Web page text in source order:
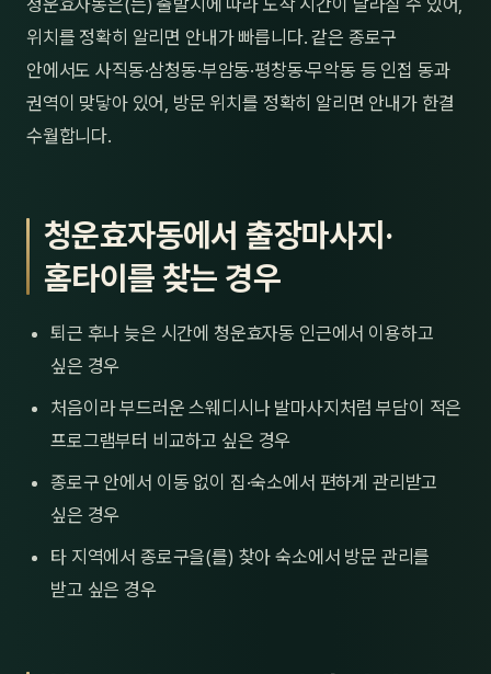
청운효자동은(는) 출발지에 따라 도착 시간이 달라질 수 있어,
위치를 정확히 알리면 안내가 빠릅니다. 같은 종로구
안에서도 사직동·삼청동·부암동·평창동·무악동 등 인접 동과
권역이 맞닿아 있어, 방문 위치를 정확히 알리면 안내가 한결
수월합니다.
청운효자동에서 출장마사지·
홈타이를 찾는 경우
퇴근 후나 늦은 시간에 청운효자동 인근에서 이용하고
싶은 경우
처음이라 부드러운 스웨디시나 발마사지처럼 부담이 적은
프로그램부터 비교하고 싶은 경우
종로구 안에서 이동 없이 집·숙소에서 편하게 관리받고
싶은 경우
타 지역에서 종로구을(를) 찾아 숙소에서 방문 관리를
받고 싶은 경우